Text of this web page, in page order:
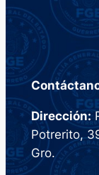
Dirección:
Potrerito,
Gro.